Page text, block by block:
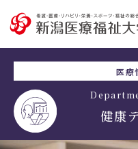
医療
健康